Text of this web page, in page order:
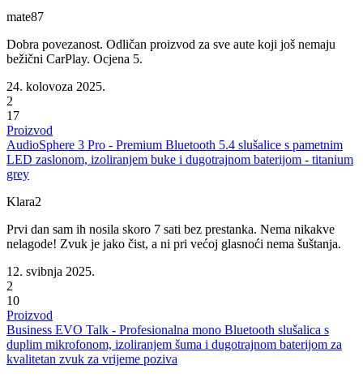
mate87
Dobra povezanost. Odličan proizvod za sve aute koji još nemaju
bežični CarPlay. Ocjena 5.
24. kolovoza 2025.
2
17
Proizvod
AudioSphere 3 Pro - Premium Bluetooth 5.4 slušalice s pametnim
LED zaslonom, izoliranjem buke i dugotrajnom baterijom - titanium
grey
Klara2
Prvi dan sam ih nosila skoro 7 sati bez prestanka. Nema nikakve
nelagode! Zvuk je jako čist, a ni pri većoj glasnoći nema šuštanja.
12. svibnja 2025.
2
10
Proizvod
Business EVO Talk - Profesionalna mono Bluetooth slušalica s
duplim mikrofonom, izoliranjem šuma i dugotrajnom baterijom za
kvalitetan zvuk za vrijeme poziva